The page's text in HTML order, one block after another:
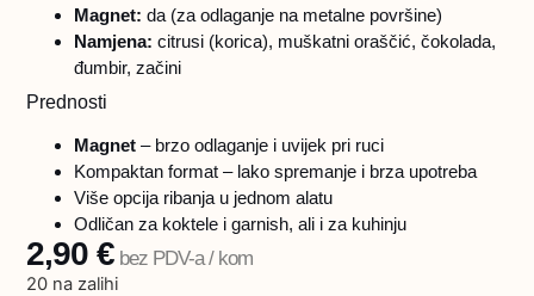
Magnet: da (za odlaganje na metalne površine)
Namjena: citrusi (korica), muškatni oraščić, čokolada,
đumbir, začini
Prednosti
Magnet – brzo odlaganje i uvijek pri ruci
Kompaktan format – lako spremanje i brza upotreba
Više opcija ribanja u jednom alatu
Odličan za koktele i garnish, ali i za kuhinju
2,90€ bez PDV-a / kom
20 na zalihi